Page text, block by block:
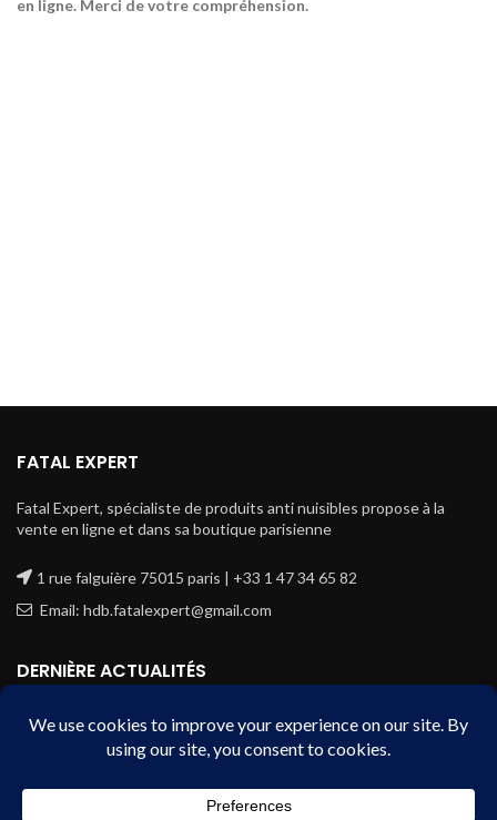
en ligne. Merci de votre compréhension.
FATAL EXPERT
Fatal Expert, spécialiste de produits anti nuisibles propose à la
vente en ligne et dans sa boutique parisienne
1 rue falguière 75015 paris | +33 1 47 34 65 82
Email: hdb.fatalexpert@gmail.com
DERNIÈRE ACTUALITÉS
Éliminer une colonie de fourmis | Guide
pratique & astuces